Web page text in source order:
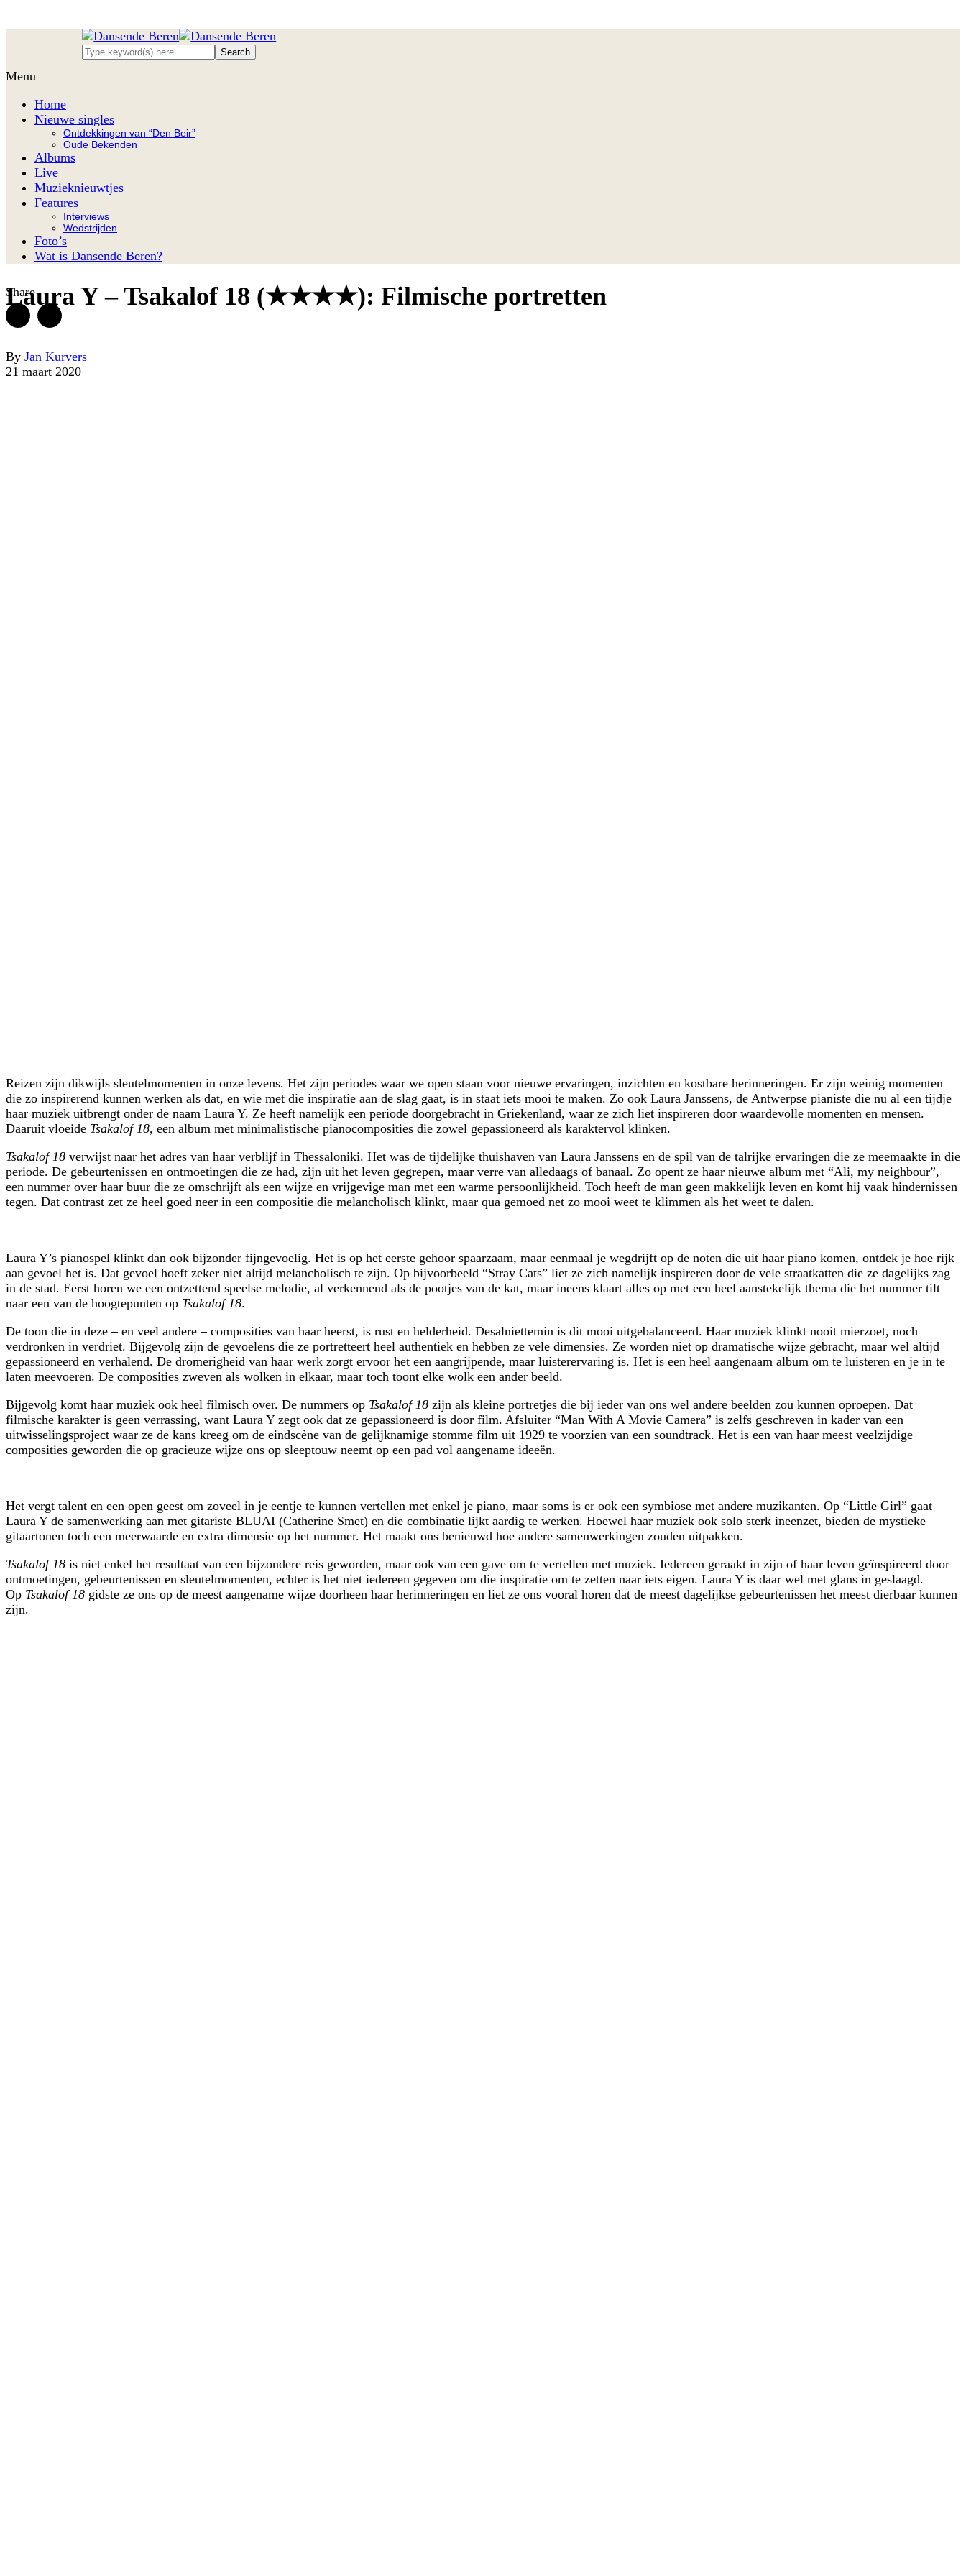
Menu
Home
Nieuwe singles
Ontdekkingen van “Den Beir”
Oude Bekenden
Albums
Live
Muzieknieuwtjes
Features
Interviews
Wedstrijden
Foto’s
Wat is Dansende Beren?
Laura Y – Tsakalof 18 (★★★★): Filmische portretten
By Jan Kurvers
21 maart 2020
Share
Reizen zijn dikwijls sleutelmomenten in onze levens. Het zijn periodes waar we open staan voor nieuwe ervaringen, inzichten en kostbare herinneringen. Er zijn weinig momenten
die zo inspirerend kunnen werken als dat, en wie met die inspiratie aan de slag gaat, is in staat iets mooi te maken. Zo ook Laura Janssens, de Antwerpse pianiste die nu al een tijdje
haar muziek uitbrengt onder de naam Laura Y. Ze heeft namelijk een periode doorgebracht in Griekenland, waar ze zich liet inspireren door waardevolle momenten en mensen.
Daaruit vloeide Tsakalof18, een album met minimalistische pianocomposities die zowel gepassioneerd als karaktervol klinken.
Tsakalof 18 verwijst naar het adres van haar verblijf in Thessaloniki. Het was de tijdelijke thuishaven van Laura Janssens en de spil van de talrijke ervaringen die ze meemaakte in die
periode. De gebeurtenissen en ontmoetingen die ze had, zijn uit het leven gegrepen, maar verre van alledaags of banaal. Zo opent ze haar nieuwe album met “Ali, my neighbour”,
een nummer over haar buur die ze omschrijft als een wijze en vrijgevige man met een warme persoonlijkheid. Toch heeft de man geen makkelijk leven en komt hij vaak hindernissen
tegen. Dat contrast zet ze heel goed neer in een compositie die melancholisch klinkt, maar qua gemoed net zo mooi weet te klimmen als het weet te dalen.
Laura Y’s pianospel klinkt dan ook bijzonder fijngevoelig. Het is op het eerste gehoor spaarzaam, maar eenmaal je wegdrijft op de noten die uit haar piano komen, ontdek je hoe rijk
aan gevoel het is. Dat gevoel hoeft zeker niet altijd melancholisch te zijn. Op bijvoorbeeld “Stray Cats” liet ze zich namelijk inspireren door de vele straatkatten die ze dagelijks zag
in de stad. Eerst horen we een ontzettend speelse melodie, al verkennend als de pootjes van de kat, maar ineens klaart alles op met een heel aanstekelijk thema die het nummer tilt
naar een van de hoogtepunten op Tsakalof 18.
De toon die in deze – en veel andere – composities van haar heerst, is rust en helderheid. Desalniettemin is dit mooi uitgebalanceerd. Haar muziek klinkt nooit mierzoet, noch
verdronken in verdriet. Bijgevolg zijn de gevoelens die ze portretteert heel authentiek en hebben ze vele dimensies. Ze worden niet op dramatische wijze gebracht, maar wel altijd
gepassioneerd en verhalend. De dromerigheid van haar werk zorgt ervoor het een aangrijpende, maar luisterervaring is. Het is een heel aangenaam album om te luisteren en je in te
laten meevoeren. De composities zweven als wolken in elkaar, maar toch toont elke wolk een ander beeld.
Bijgevolg komt haar muziek ook heel filmisch over. De nummers op Tsakalof 18 zijn als kleine portretjes die bij ieder van ons wel andere beelden zou kunnen oproepen. Dat
filmische karakter is geen verrassing, want Laura Y zegt ook dat ze gepassioneerd is door film. Afsluiter “Man With A Movie Camera” is zelfs geschreven in kader van een
uitwisselingsproject waar ze de kans kreeg om de eindscène van de gelijknamige stomme film uit 1929 te voorzien van een soundtrack. Het is een van haar meest veelzijdige
composities geworden die op gracieuze wijze ons op sleeptouw neemt op een pad vol aangename ideeën.
Het vergt talent en een open geest om zoveel in je eentje te kunnen vertellen met enkel je piano, maar soms is er ook een symbiose met andere muzikanten. Op “Little Girl” gaat
Laura Y de samenwerking aan met gitariste BLUAI (Catherine Smet) en die combinatie lijkt aardig te werken. Hoewel haar muziek ook solo sterk ineenzet, bieden de mystieke
gitaartonen toch een meerwaarde en extra dimensie op het nummer. Het maakt ons benieuwd hoe andere samenwerkingen zouden uitpakken.
Tsakalof 18 is niet enkel het resultaat van een bijzondere reis geworden, maar ook van een gave om te vertellen met muziek. Iedereen geraakt in zijn of haar leven geïnspireerd door
ontmoetingen, gebeurtenissen en sleutelmomenten, echter is het niet iedereen gegeven om die inspiratie om te zetten naar iets eigen. Laura Y is daar wel met glans in geslaagd.
Op Tsakalof 18 gidste ze ons op de meest aangename wijze doorheen haar herinneringen en liet ze ons vooral horen dat de meest dagelijkse gebeurtenissen het meest dierbaar kunnen
zijn.